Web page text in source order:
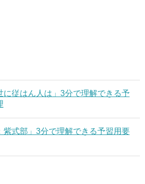
に従はん人は」3分で理解できる予
紫式部」3分で理解できる予習用要